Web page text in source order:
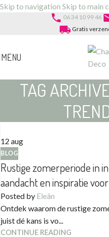
Skip to navigation Skip to main
phone 06 34 10 99 46
local_shipping Gratis
MENU
TAG
12 aug
BLOG
Rustige zomerperiode in
aandacht en inspiratie
Posted by Eleän
Ontdek waarom de rustige
juist dé kans is vo...
CONTINUE READING